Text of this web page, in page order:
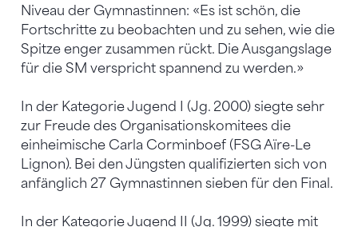
Niveau der Gymnastinnen: «Es ist schön, die
Fortschritte zu beobachten und zu sehen, wie die
Spitze enger zusammen rückt. Die Ausgangslage
für die SM verspricht spannend zu werden.»
In der Kategorie Jugend I (Jg. 2000) siegte sehr
zur Freude des Organisationskomitees die
einheimische Carla Corminboef (FSG Aïre-Le
Lignon). Bei den Jüngsten qualifizierten sich von
anfänglich 27 Gymnastinnen sieben für den Final.
In der Kategorie Jugend II (Jg. 1999) siegte mit